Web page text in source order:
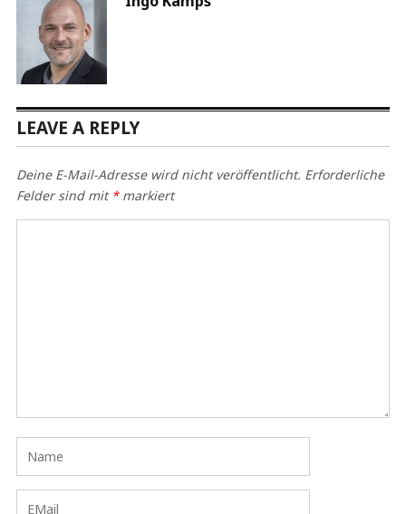
LEAVE A REPLY
Deine E-Mail-Adresse wird nicht veröffentlicht. Erforderliche
Felder sind mit *markiert